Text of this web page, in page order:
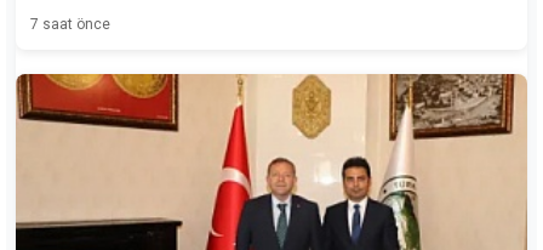
7 saat önce